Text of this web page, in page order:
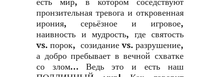
есть мир, в котором соседствуют
пронзительная тревога и откровенная
ирония, серьёзное и игровое,
наивность и мудрость, где святость
vs. порок, созидание vs. разрушение,
а добро пребывает в вечной схватке
со злом… Ведь это и есть наш